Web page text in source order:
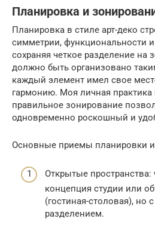
Планировка и
Планировка в стиле арт-деко
симметрии, функциональности
сохраняя четкое разделение на
должно быть организовано
каждый элемент имел свое
гармонию. Моя личная практика
правильное зонирование
одновременно роскошный и
Основные приемы планировки
Открытые пространства:
концепция студии или
(гостиная-столовая), но
разделением.